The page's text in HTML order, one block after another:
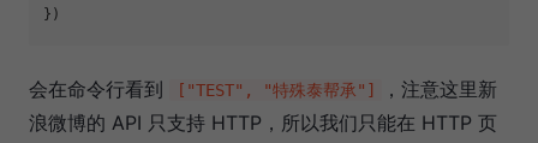
会在命令行看到 ["TEST", "特殊泰帮承"]
，注意这里新
浪微博的 API 只支持 HTTP，所以我们只能在 HTTP 页